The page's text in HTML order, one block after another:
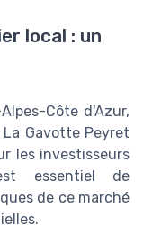
local : un
Côte d'Azur,
Gavotte Peyret
les investisseurs
essentiel de
de ce marché